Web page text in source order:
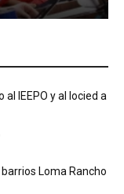
IEEPO y al Iocied a
Loma Rancho